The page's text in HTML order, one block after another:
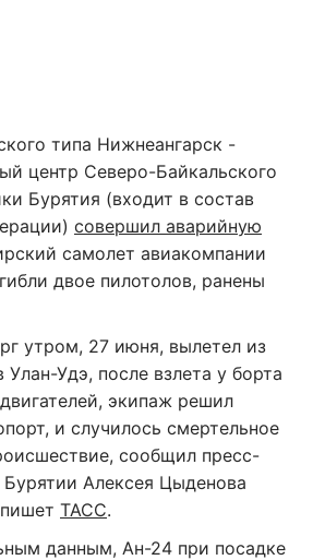
типа Нижнеангарск -
центр Северо-Байкальского
Бурятия (входит в состав
совершил аварийную
самолет авиакомпании
двое пилотолов, ранены
утром, 27 июня, вылетел из
Удэ, после взлета у борта
экипаж решил
и случилось смертельное
сообщил пресс-
Бурятии Алексея Цыденова
ТАСС.
данным, Ан-24 при посадке